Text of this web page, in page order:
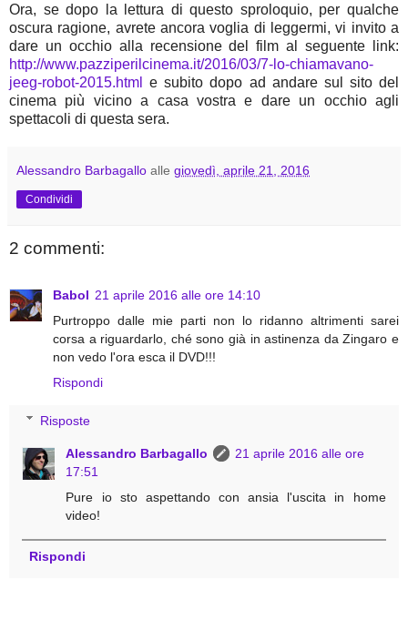
Ora, se dopo la lettura di questo sproloquio, per qualche
oscura ragione, avrete ancora voglia di leggermi, vi invito a
dare un occhio alla recensione del film al seguente link:
http://www.pazziperilcinema.it/2016/03/7-lo-chiamavano-
jeeg-robot-2015.html
e subito dopo ad andare sul sito del
cinema più vicino a casa vostra e dare un occhio agli
spettacoli di questa sera.
Alessandro Barbagallo alle giovedì, aprile 21, 2016
Condividi
2 commenti:
Babol 21 aprile 2016 alle ore 14:10
Purtroppo dalle mie parti non lo ridanno altrimenti sarei
corsa a riguardarlo, ché sono già in astinenza da Zingaro e
non vedo l'ora esca il DVD!!!
Rispondi
Risposte
Alessandro Barbagallo
21 aprile 2016 alle ore
17:51
Pure io sto aspettando con ansia l'uscita in home
video!
Rispondi